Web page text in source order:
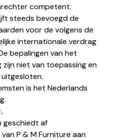
competent.
steeds bevoegd de
voor de volgens de
internationale verdrag
bepalingen van het
niet van toepassing en
is het Nederlands
geschiedt af
P & M Furniture aan